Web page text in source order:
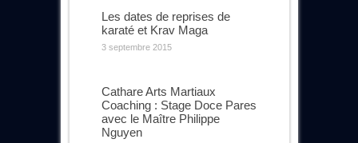
Les dates de reprises de
karaté et Krav Maga
3 septembre 2015
Cathare Arts Martiaux
Coaching : Stage Doce Pares
avec le Maître Philippe
Nguyen